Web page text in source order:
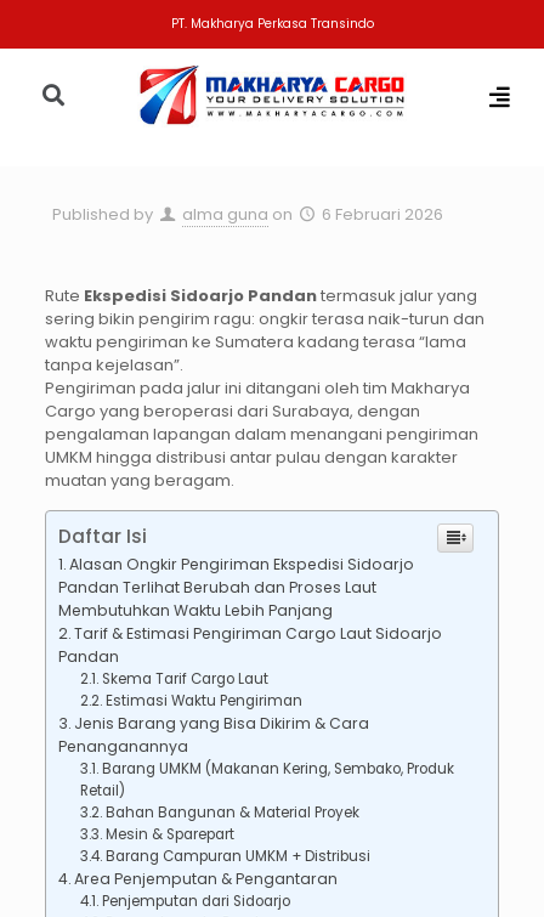
PT. Makharya Perkasa Transindo
Published by alma guna on 6 Februari 2026
Rute Ekspedisi Sidoarjo Pandantermasuk jalur yang
sering bikin pengirim ragu: ongkir terasa naik-turun dan
waktu pengiriman ke Sumatera kadang terasa “lama
tanpa kejelasan”.
Pengiriman pada jalur ini ditangani oleh tim Makharya
Cargo yang beroperasi dari Surabaya, dengan
pengalaman lapangan dalam menangani pengiriman
UMKM hingga distribusi antar pulau dengan karakter
muatan yang beragam.
Daftar Isi
Alasan Ongkir Pengiriman Ekspedisi Sidoarjo
Pandan Terlihat Berubah dan Proses Laut
Membutuhkan Waktu Lebih Panjang
Tarif & Estimasi Pengiriman Cargo Laut Sidoarjo
Pandan
Skema Tarif Cargo Laut
Estimasi Waktu Pengiriman
Jenis Barang yang Bisa Dikirim & Cara
Penanganannya
Barang UMKM (Makanan Kering, Sembako, Produk
Retail)
Bahan Bangunan & Material Proyek
Mesin & Sparepart
Barang Campuran UMKM + Distribusi
Area Penjemputan & Pengantaran
Penjemputan dari Sidoarjo